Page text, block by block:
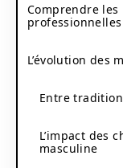
Comprendre les
professionnelles
L’évolution des
Entre
L’impact des
masculine